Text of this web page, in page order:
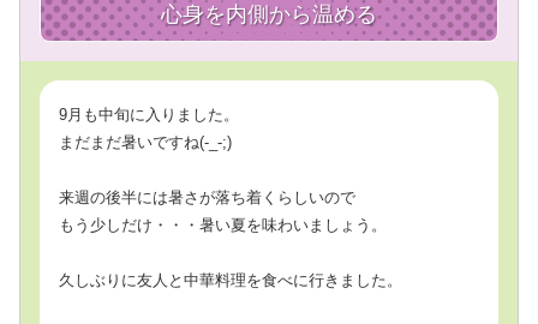
心身を内側から温める
9月も中旬に入りました。
まだまだ暑いですね(-_-;)
来週の後半には暑さが落ち着くらしいので
もう少しだけ・・・暑い夏を味わいましょう。
久しぶりに友人と中華料理を食べに行きました。